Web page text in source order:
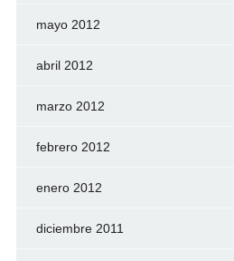
mayo 2012
abril 2012
marzo 2012
febrero 2012
enero 2012
diciembre 2011